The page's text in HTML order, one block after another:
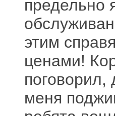
предельно
этим
ценами!
поговорил,
меня